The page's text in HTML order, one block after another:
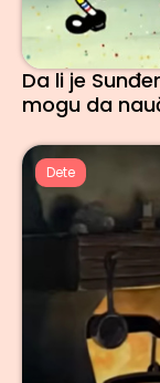
Da li je
mogu da
Dete